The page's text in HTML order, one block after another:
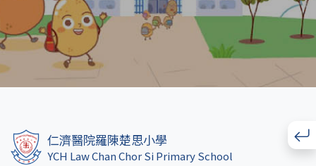
仁濟醫院羅陳楚思小學
YCH Law Chan Chor Si Primary School